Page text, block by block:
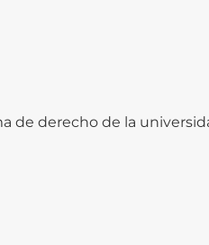
de derecho de la